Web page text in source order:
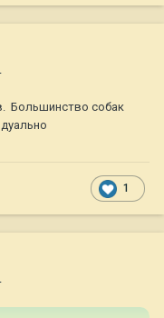
Большинство собак
1